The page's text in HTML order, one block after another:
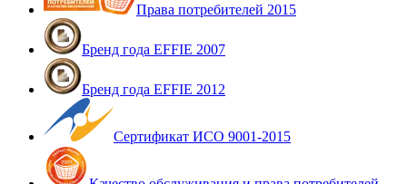
Права потребителей 2015
Бренд года EFFIE 2007
Бренд года EFFIE 2012
Сертификат ИСО 9001-2015